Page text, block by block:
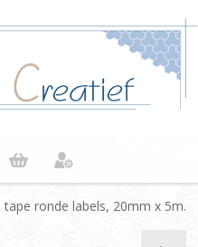
tape ronde labels, 20mm x 5m.